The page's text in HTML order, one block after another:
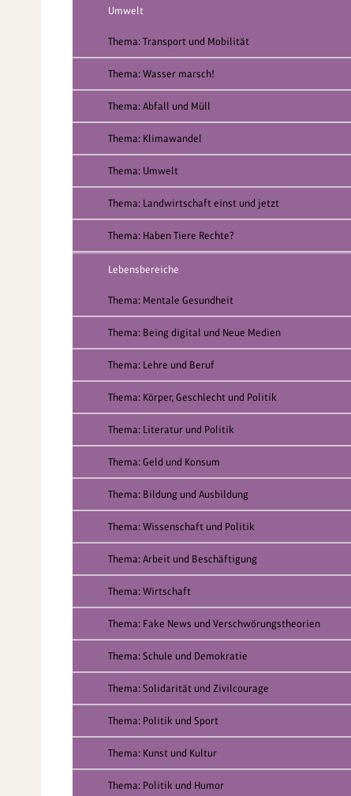
Umwelt
Thema: Transport und Mobilität
Thema: Wasser marsch!
Thema: Abfall und Müll
Thema: Klimawandel
Thema: Umwelt
Thema: Landwirtschaft einst und jetzt
Thema: Haben Tiere Rechte?
Lebensbereiche
Thema: Mentale Gesundheit
Thema: Being digital und Neue Medien
Thema: Lehre und Beruf
Thema: Körper, Geschlecht und Politik
Thema: Literatur und Politik
Thema: Geld und Konsum
Thema: Bildung und Ausbildung
Thema: Wissenschaft und Politik
Thema: Arbeit und Beschäftigung
Thema: Wirtschaft
Thema: Fake News und Verschwörungstheorien
Thema: Schule und Demokratie
Thema: Solidarität und Zivilcourage
Thema: Politik und Sport
Thema: Kunst und Kultur
Thema: Politik und Humor